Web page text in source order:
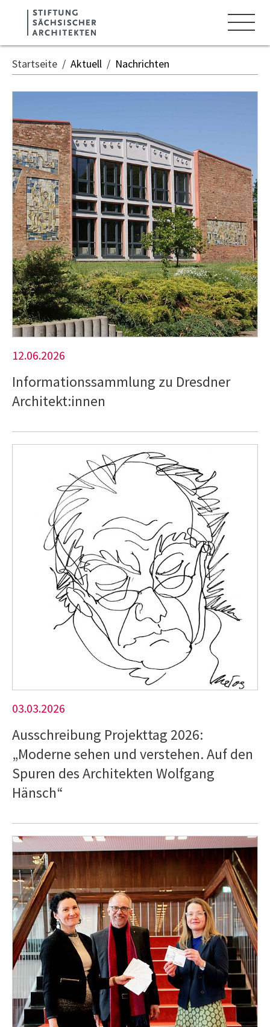
Zum Hauptinhalt springen
Startseite Aktuell Nachrichten
12.06.2026
Informationssammlung zu Dresdner
Architekt:innen
03.03.2026
Ausschreibung Projekttag 2026:
„Moderne sehen und verstehen. Auf den
Spuren des Architekten Wolfgang
Hänsch“
Cookie-Einstellungen